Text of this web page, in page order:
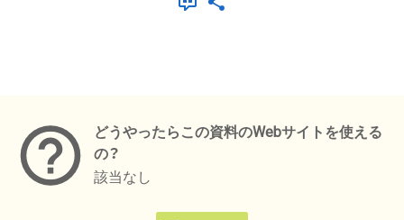
どうやったらこの資料のWebサイトを使える
の？
該当なし